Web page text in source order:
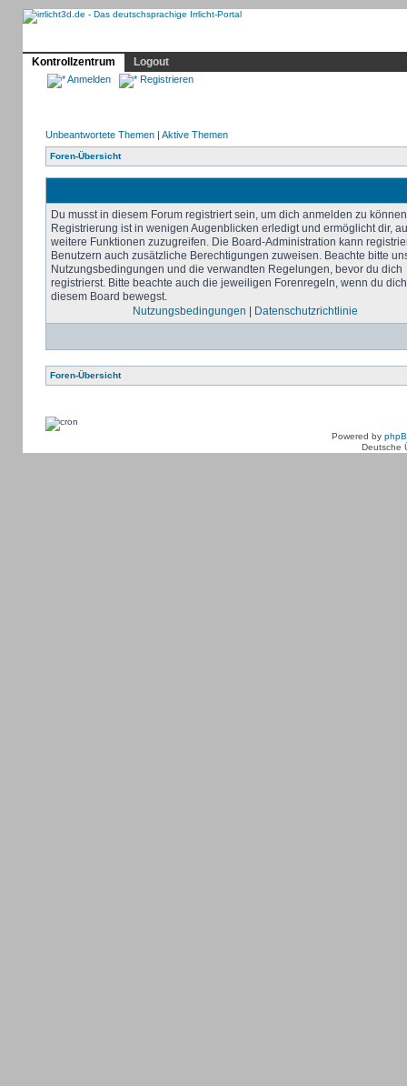
Kontrollzentrum
Logout
Anmelden Registrieren
Unbeantwortete Themen| Aktive Themen
Foren-Übersicht
Du musst in diesem Forum registriert sein, um dich anmelden zu
Registrierung ist in wenigen Augenblicken erledigt und ermöglicht dir,
weitere Funktionen zuzugreifen. Die Board-Administration kann
Benutzern auch zusätzliche Berechtigungen zuweisen. Beachte bitte
Nutzungsbedingungen und die verwandten Regelungen, bevor du dich
registrierst. Bitte beachte auch die jeweiligen Forenregeln, wenn du
diesem Board bewegst.
Nutzungsbedingungen
Datenschutzrichtlinie
Foren-Übersicht
Powered by
Deutsche